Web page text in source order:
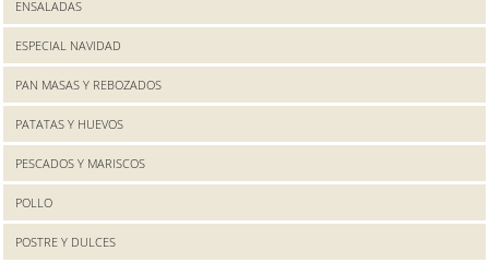
ENSALADAS
ESPECIAL NAVIDAD
PAN MASAS Y REBOZADOS
PATATAS Y HUEVOS
PESCADOS Y MARISCOS
POLLO
POSTRE Y DULCES